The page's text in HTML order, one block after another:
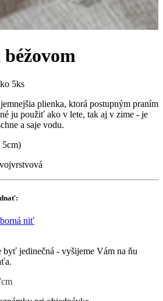
5ks
plienka, ktorá postupným praním
ju použiť ako v lete, tak aj v zime - je
a saje vodu.
5cm)
niť
byť jedinečná - vyšijeme Vám na ňu